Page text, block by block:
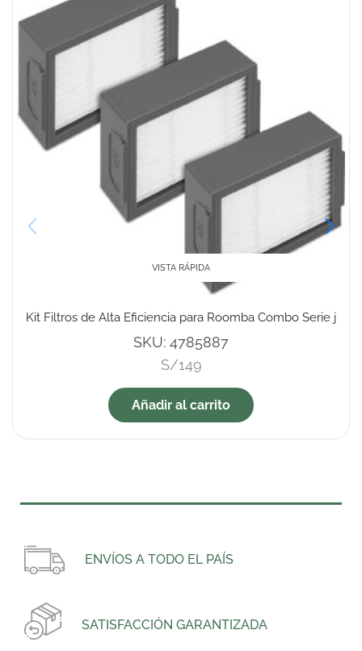
VISTA RÁPIDA
Kit Filtros de Alta Eficiencia para Roomba Combo Serie j
SKU: 4785887
S/149
Añadir al carrito
ENVÍOS A TODO EL PAÍS
SATISFACCIÓN GARANTIZADA